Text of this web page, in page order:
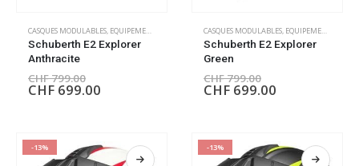
CASQUES MODULABLES, EQUIPEMENT PILOTE
Schuberth E2 Explorer
Anthracite
CHF799.00
CHF 699.00
CASQUES MODULABLES, EQUIPEMENT PILOTE
Schuberth E2 Explorer
Green
CHF799.00
CHF 699.00
-13% -13%